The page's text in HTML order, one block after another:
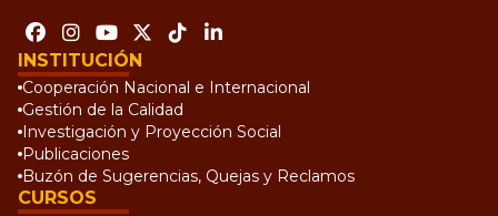
INSTITUCIÓN
Cooperación Nacional e Internacional
Gestión de la Calidad
Investigación y Proyección Social
Publicaciones
Buzón de Sugerencias, Quejas y Reclamos
CURSOS